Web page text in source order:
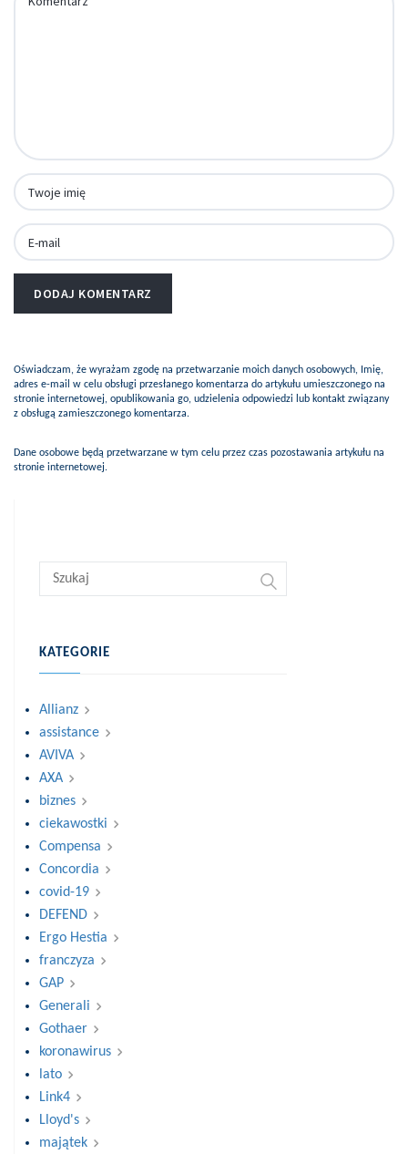
Oświadczam, że wyrażam zgodę na przetwarzanie moich danych osobowych, Imię,
adres e-mail w celu obsługi przesłanego komentarza do artykułu umieszczonego na
stronie internetowej, opublikowania go, udzielenia odpowiedzi lub kontakt związany
z obsługą zamieszczonego komentarza.
Dane osobowe będą przetwarzane w tym celu przez czas pozostawania artykułu na
stronie internetowej.
KATEGORIE
Allianz
assistance
AVIVA
AXA
biznes
ciekawostki
Compensa
Concordia
covid-19
DEFEND
Ergo Hestia
franczyza
GAP
Generali
Gothaer
koronawirus
lato
Link4
Lloyd's
majątek